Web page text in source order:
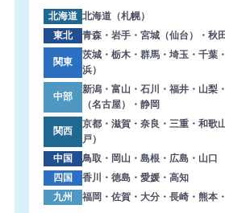
せを頂きました。ありがとうございま
2026年8月7日 11:24
【東京都】複合機 TOSHIBA 導入のお
した。ありがとうございます。
2026年8月7日 10:59
【大阪府】コピー機 RICOH 導入のお
した。ありがとうございます。
2026年8月7日 10:35
【静岡県】複合機 FUJIFILM 導入の
した。ありがとうございます。
北海道 北海道（札幌）
東北
青森・岩手・宮城（仙台）・秋
関東
茨城・栃木・群馬・埼玉・千葉
浜）
中部
新潟・富山・石川・福井・山梨
（名古屋）・静岡
関西
京都・滋賀・奈良・三重・和歌
戸）
中国
鳥取・岡山・島根・広島・山口
四国
香川・徳島・愛媛・高知
九州
福岡・佐賀・大分・長崎・熊本